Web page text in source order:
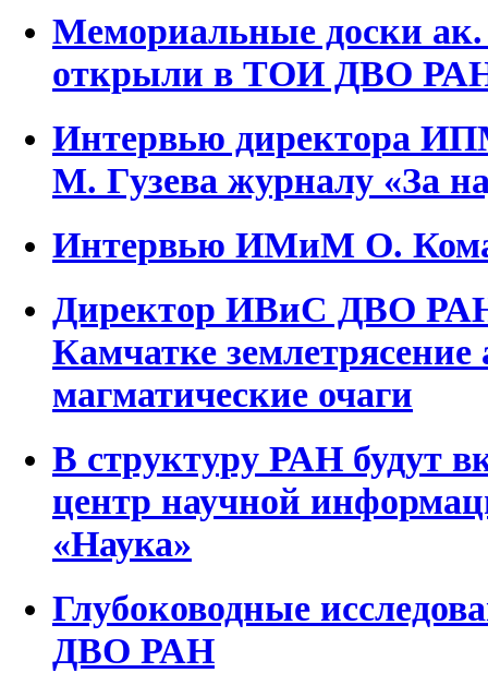
Мемориальные доски
открыли в ТОИ ДВО
Интервью директора
М. Гузева журналу «За
Интервью ИМиМ О.
Директор ИВиС ДВО
Камчатке землетрясение
магматические очаги
В структуру РАН будут
центр научной
«Наука»
Глубоководные
ДВО РАН